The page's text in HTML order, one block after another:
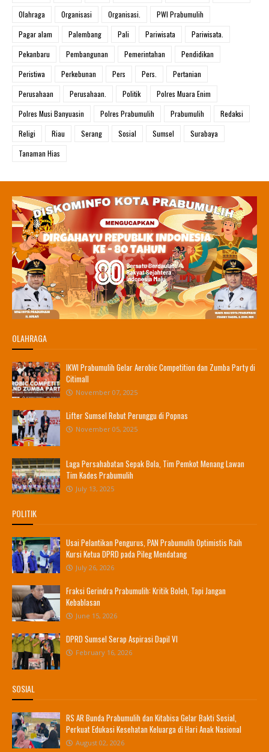
Olahraga
Organisasi Organisasi.
PWI Prabumulih
Pagar alam
Palembang Pali Pariwisata
Pariwisata.
Pekanbaru
Pembangunan Pemerintahan
Pendidikan
Peristiwa
Perkebunan Pers Pers.
Pertanian
Perusahaan
Perusahaan. Politik
Polres Muara Enim
Polres Musi Banyuasin
Polres Prabumulih Prabumulih
Redaksi
Religi
Riau Serang Sosial Sumsel
Surabaya
Tanaman Hias
OLAHRAGA
IKWI Prabumulih Gelar Aerobic Competition dan Zumba Party di
Citimall
November 07, 2025
Lifter Sumsel Rebut Perunggu di Popnas
November 05, 2025
Laga Persahabatan Sepak Bola, Tim Pemkot Menang Lawan
Tim Kades Prabumulih
July 13, 2025
POLITIK
Usai Pelantikan Pengurus, PAN Prabumulih Optimistis Raih
Kursi Ketua DPRD pada Pileg Mendatang
July 26, 2026
Fraksi Gerindra Prabumulih: Kritik Boleh, Tapi Jangan
Kebablasan
June 15, 2026
DPRD Sumsel Serap Aspirasi Dapil VI
February 16, 2026
SOSIAL
RS AR Bunda Prabumulih dan Kitabisa Gelar Bakti Sosial,
Perkuat Edukasi Kesehatan Keluarga di Hari Anak Nasional
August 02, 2026